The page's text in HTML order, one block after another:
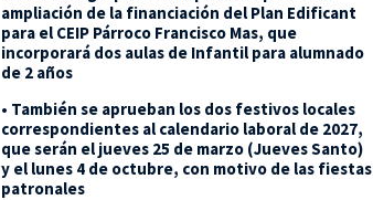
ampliación de la financiación del Plan Edificant
para el CEIP Párroco Francisco Mas, que
incorporará dos aulas de Infantil para alumnado
de 2 años
• También se aprueban los dos festivos locales
correspondientes al calendario laboral de 2027,
que serán el jueves 25 de marzo (Jueves Santo)
y el lunes 4 de octubre, con motivo de las fiestas
patronales